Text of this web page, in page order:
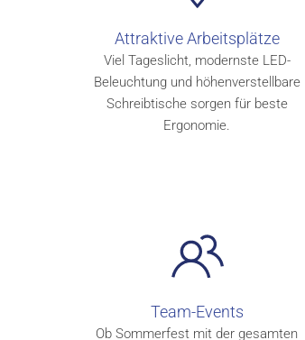
Attraktive Arbeitsplätze
Viel Tageslicht, modernste LED-
Beleuchtung und höhenverstellbare
Schreibtische sorgen für beste
Ergonomie.
Team-Events
Ob Sommerfest mit der gesamten